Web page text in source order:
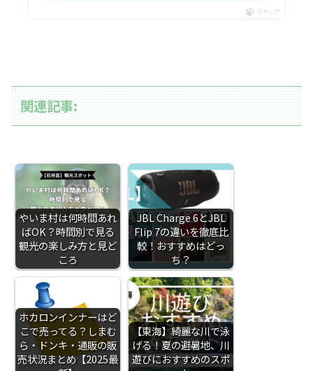
ポチップ
関連記事:
やいま村は何時間あれ
ばOK？時間別で見る
観光の楽しみ方と見ど
ころ
JBL Charge 6とJBL
Flip 7の違いを徹底比
較！おすすめはどっ
ち？
ホカロンインナーはど
こで売ってる？しまむ
ら・ドンキ・通販の販
売状況まとめ【2025最
【東海】綺麗な川で泳
げる！夏の避暑地、川
遊びにおすすめのスポ